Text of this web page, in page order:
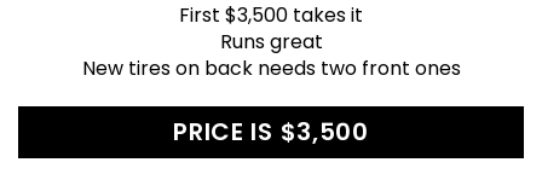
First $3,500 takes it
Runs great
New tires on back needs two front ones
PRICE IS $3,500